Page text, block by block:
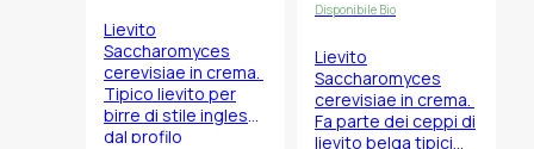
Lievito
Saccharomyces
cerevisiae in crema.
Tipico lievito per
birre di stile inglese
dal profilo
Disponibile Bio
Lievito
Saccharomyces
cerevisiae in crema.
Fa parte dei ceppi di
lievito belga tipici